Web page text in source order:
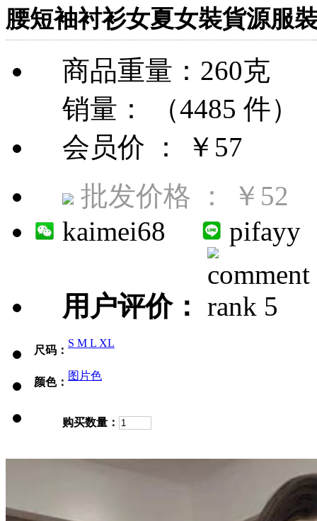
腰短袖衬衫女夏女裝貨源服
商品重量：260克
销量： （4485 件）
会员价 ：
￥57
批发价格 ：
￥52
kaimei68
pifayy
用户评价：
尺码：
S M L XL
颜色：
图片色
购买数量：